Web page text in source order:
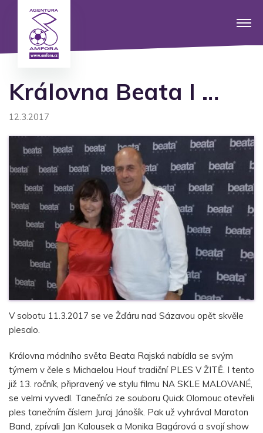
Královna Beata I …
12.3.2017
V sobotu 11.3.2017 se ve Žďáru nad Sázavou opět skvěle
plesalo.
Královna módního světa Beata Rajská nabídla se svým
týmem v čele s Michaelou Houf tradiční PLES V ŽITĚ. I tento
již 13. ročník, připravený ve stylu filmu NA SKLE MALOVANÉ,
se velmi vyvedl. Tanečníci ze souboru Quick Olomouc otevřeli
ples tanečním číslem Juraj Jánošík. Pak už vyhrával Maraton
Band, zpívali Jan Kalousek a Monika Bagárová a svojí show